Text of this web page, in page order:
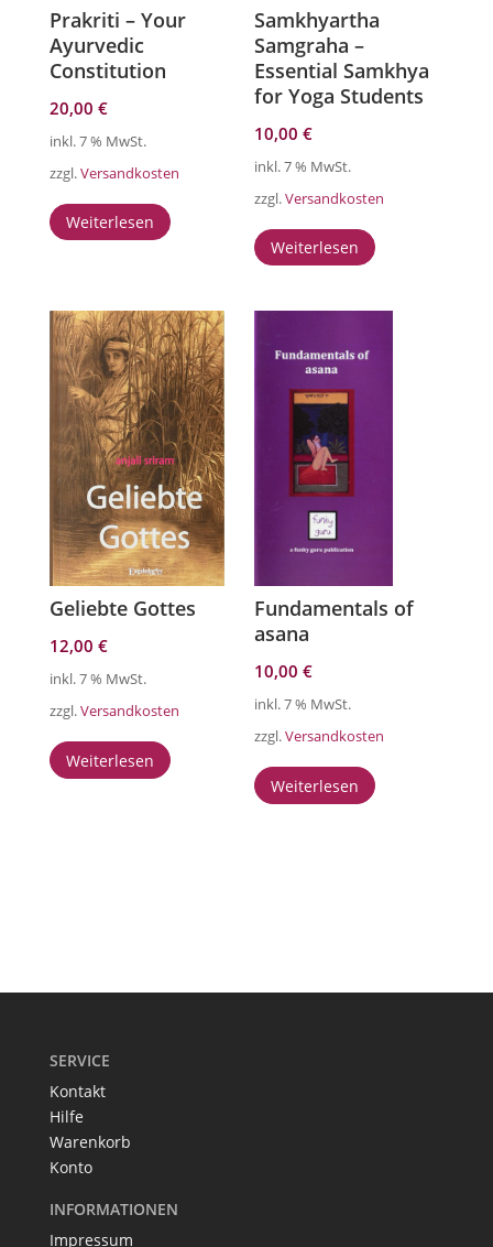
Prakriti – Your
Ayurvedic
Constitution
20,00 €
inkl. 7 % MwSt.
zzgl.Versandkosten
Weiterlesen
Samkhyartha
Samgraha –
Essential Samkhya
for Yoga Students
10,00€
inkl. 7 % MwSt.
zzgl.Versandkosten
Weiterlesen
Geliebte Gottes
12,00 €
inkl. 7 % MwSt.
zzgl.Versandkosten
Weiterlesen
Fundamentals of
asana
10,00€
inkl. 7 % MwSt.
zzgl.Versandkosten
Weiterlesen
SERVICE
Kontakt
Hilfe
Warenkorb
Konto
INFORMATIONEN
Impressum